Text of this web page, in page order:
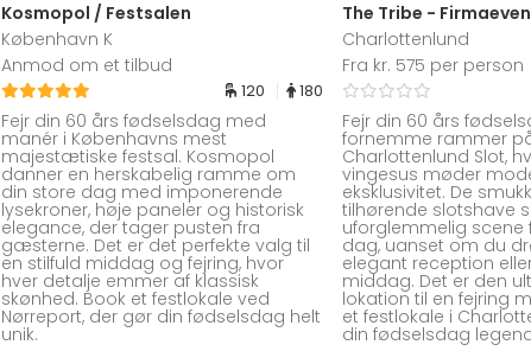
Kosmopol / Festsalen
København K
Anmod om et tilbud
120 180
Fejr din 60 års fødselsdag med
manér i Københavns mest
majestætiske festsal. Kosmopol
danner en herskabelig ramme om
din store dag med imponerende
lysekroner, høje paneler og historisk
elegance, der tager pusten fra
gæsterne. Det er det perfekte valg til
en stilfuld middag og fejring, hvor
hver detalje emmer af klassisk
skønhed. Book et festlokale ved
Nørreport, der gør din fødselsdag helt
unik.
Charlottenlund
Fra kr. 575 per person
Fejr din 60 års
fornemme rammer
Charlottenlund Slot,
vingesus møder
eksklusivitet. De
tilhørende slotshave
uforglemmelig scene
dag, uanset om du
elegant reception
middag. Det er den
lokation til en fejring
et festlokale i
din fødselsdag